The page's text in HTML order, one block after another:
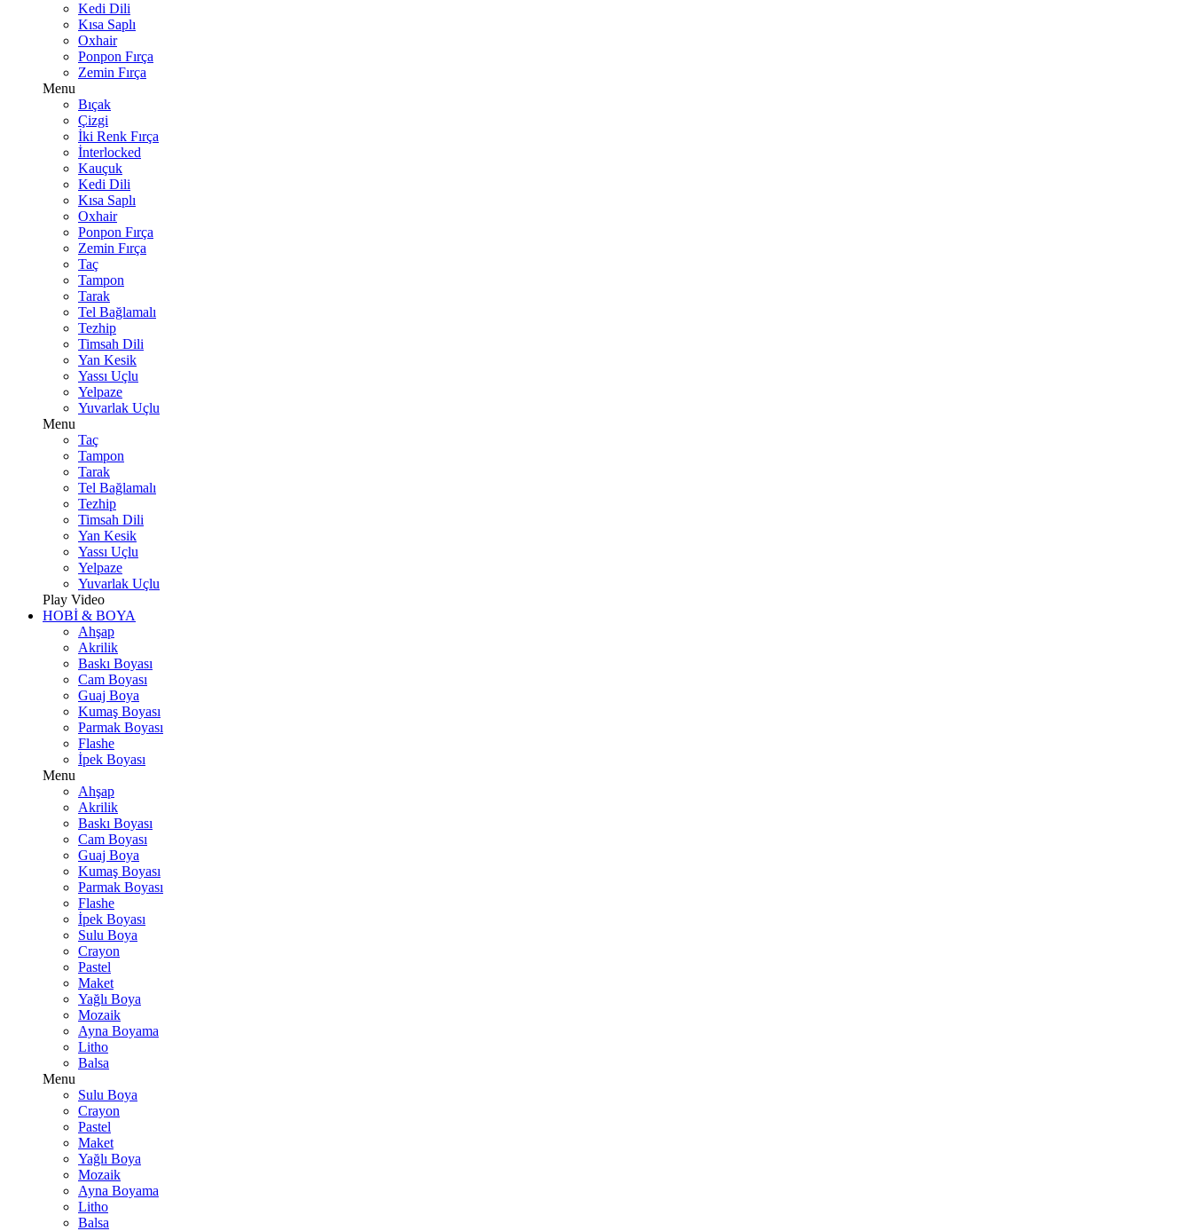
Kedi Dili
Kısa Saplı
Oxhair
Ponpon Fırça
Zemin Fırça
Menu
Bıçak
Çizgi
İki Renk Fırça
İnterlocked
Kauçuk
Kedi Dili
Kısa Saplı
Oxhair
Ponpon Fırça
Zemin Fırça
Taç
Tampon
Tarak
Tel Bağlamalı
Tezhip
Timsah Dili
Yan Kesik
Yassı Uçlu
Yelpaze
Yuvarlak Uçlu
Menu
Taç
Tampon
Tarak
Tel Bağlamalı
Tezhip
Timsah Dili
Yan Kesik
Yassı Uçlu
Yelpaze
Yuvarlak Uçlu
Play Video
HOBİ & BOYA
Ahşap
Akrilik
Baskı Boyası
Cam Boyası
Guaj Boya
Kumaş Boyası
Parmak Boyası
Flashe
İpek Boyası
Menu
Ahşap
Akrilik
Baskı Boyası
Cam Boyası
Guaj Boya
Kumaş Boyası
Parmak Boyası
Flashe
İpek Boyası
Sulu Boya
Crayon
Pastel
Maket
Yağlı Boya
Mozaik
Ayna Boyama
Litho
Balsa
Menu
Sulu Boya
Crayon
Pastel
Maket
Yağlı Boya
Mozaik
Ayna Boyama
Litho
Balsa